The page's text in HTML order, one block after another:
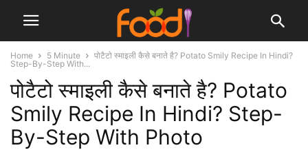
Home 5 Minute
पोटैटो स्माइली कैसे बनाते है? Potato Smily Recipe In Hindi?
Step-By-Step With...
पोटैटो स्माइली कैसे बनाते है? Potato
Smily Recipe In Hindi? Step-
By-Step With Photo